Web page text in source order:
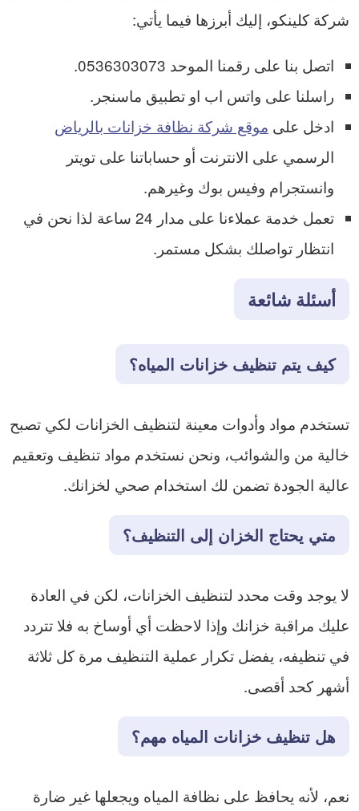
شركة كلينكو، إليك أبرزها فيما يأتي:
اتصل بنا على رقمنا الموحد 0536303073.
راسلنا على واتس اب او تطبيق ماسنجر.
ادخل على موقع شركة نظافة خزانات بالرياض
الرسمي على الانترنت أو حساباتنا على تويتر
وانستجرام وفيس بوك وغيرهم.
تعمل خدمة عملاءنا على مدار 24 ساعة لذا نحن في
انتظار تواصلك بشكل مستمر.
أسئلة شائعة
كيف يتم تنظيف خزانات المياه؟
تستخدم مواد وأدوات معينة لتنظيف الخزانات لكي تصبح
خالية من والشوائب، ونحن نستخدم مواد تنظيف وتعقيم
عالية الجودة تضمن لك استخدام صحي لخزانك.
متي يحتاج الخزان إلى التنظيف؟
لا يوجد وقت محدد لتنظيف الخزانات، لكن في العادة
عليك مراقبة خزانك وإذا لاحظت أي أوساخ به فلا تتردد
في تنظيفه، يفضل تكرار عملية التنظيف مرة كل ثلاثة
أشهر كحد أقصى.
هل تنظيف خزانات المياه مهم؟
نعم، لأنه يحافظ على نظافة المياه ويجعلها غير ضارة